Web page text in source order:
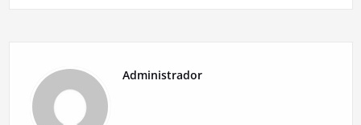
Administrador